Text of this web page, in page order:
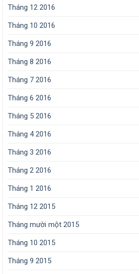
Tháng 12 2016
Tháng 10 2016
Tháng 9 2016
Tháng 8 2016
Tháng 7 2016
Tháng 6 2016
Tháng 5 2016
Tháng 4 2016
Tháng 3 2016
Tháng 2 2016
Tháng 1 2016
Tháng 12 2015
Tháng mười một 2015
Tháng 10 2015
Tháng 9 2015